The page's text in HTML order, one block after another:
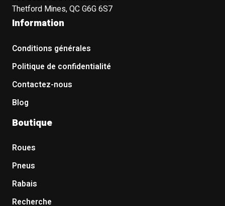
Thetford Mines, QC G6G 6S7
Information
Conditions générales
Politique de confidentialité
Contactez-nous
Blog
Boutique
Roues
Pneus
Rabais
Recherche